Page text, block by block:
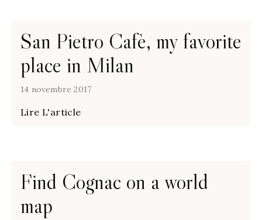
San Pietro Cafè, my favorite
place in Milan
14 novembre 2017
Lire L'article
Find Cognac on a world
map